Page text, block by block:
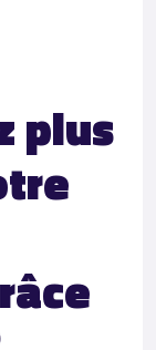
plus